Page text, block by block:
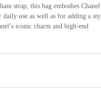
strap, this bag embodies
daily use as well as for adding a
iconic charm and high-end